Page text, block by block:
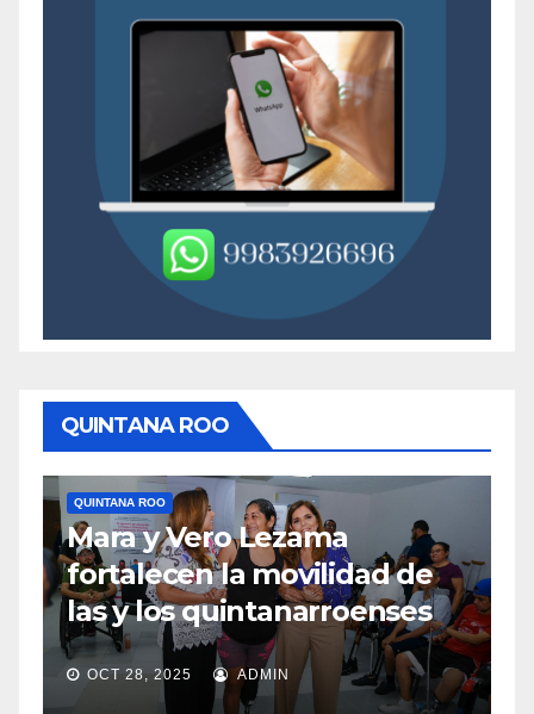
QUINTANA ROO
QUINTANA ROO
Mara y Vero Lezama
fortalecen la movilidad de
las y los quintanarroenses
OCT 28, 2025 ADMIN